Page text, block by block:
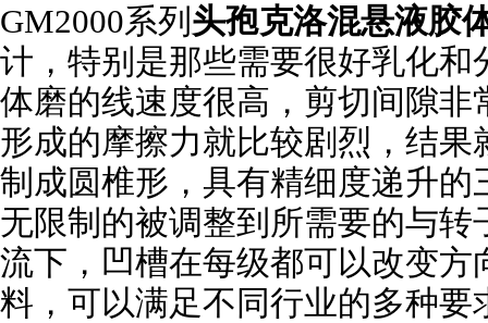
GM2000系列 头孢克洛混悬液胶
计，特别是那些需要很好乳化
体磨的线速度很高，剪切间隙
形成的摩擦力就比较剧烈，结
制成圆椎形，具有精细度递升
无限制的被调整到所需要的与
流下，凹槽在每级都可以改变
料，可以满足不同行业的多种要